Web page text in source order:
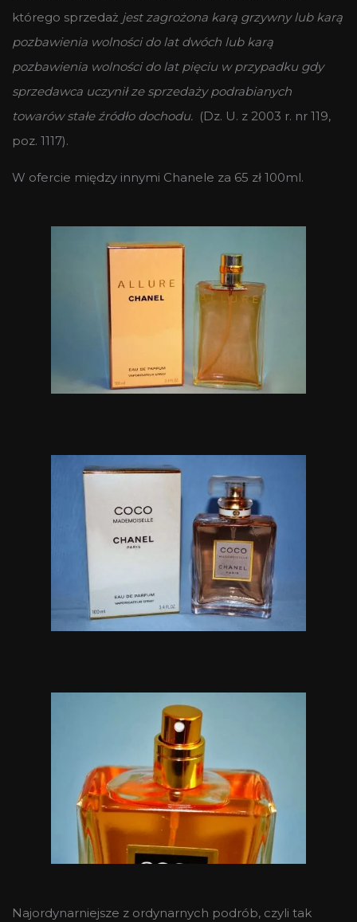
którego sprzedaż jest zagrożona karą grzywny lub karą
pozbawienia wolności do lat dwóch lub karą
pozbawienia wolności do lat pięciu w przypadku gdy
sprzedawca uczynił ze sprzedaży podrabianych
towarów stałe źródło dochodu. (Dz. U. z 2003 r. nr 119,
poz. 1117).
W ofercie między innymi Chanele za 65 zł 100ml.
Najordynarniejsze z ordynarnych podrób, czyli tak